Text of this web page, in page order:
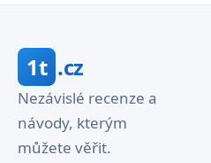
1t .cz
Nezávislé recenze a
návody, kterým
můžete věřit.